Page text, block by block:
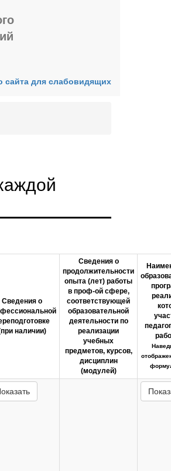
для слабовидящих
Сведения о
наличии)
Сведения о
продолжительности
опыта (лет) работы
в проф-ой сфере,
соответствующей
образовательной
деятельности по
реализации
учебных
предметов, курсов,
дисциплин
(модулей)